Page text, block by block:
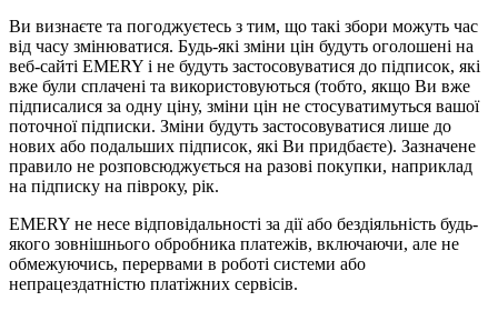
Ви визнаєте та погоджуєтесь з тим, що такі збори можуть час
від часу змінюватися. Будь-які зміни цін будуть оголошені на
веб-сайті EMERY і не будуть застосовуватися до підписок, які
вже були сплачені та використовуються (тобто, якщо Ви вже
підписалися за одну ціну, зміни цін не стосуватимуться вашої
поточної підписки. Зміни будуть застосовуватися лише до
нових або подальших підписок, які Ви придбаєте). Зазначене
правило не розповсюджується на разові покупки, наприклад
на підписку на півроку, рік.
EMERY не несе відповідальності за дії або бездіяльність будь-
якого зовнішнього обробника платежів, включаючи, але не
обмежуючись, перервами в роботі системи або
непрацездатністю платіжних сервісів.